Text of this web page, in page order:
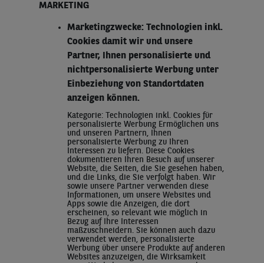
MARKETING
Marketingzwecke: Technologien inkl.
Cookies damit wir und unsere
Partner, Ihnen personalisierte und
nichtpersonalisierte Werbung unter
Einbeziehung von Standortdaten
anzeigen können.
Kategorie: Technologien inkl. Cookies für
personalisierte Werbung Ermöglichen uns
und unseren Partnern, Ihnen
personalisierte Werbung zu Ihren
Interessen zu liefern. Diese Cookies
dokumentieren Ihren Besuch auf unserer
Website, die Seiten, die Sie gesehen haben,
und die Links, die Sie verfolgt haben. Wir
sowie unsere Partner verwenden diese
Informationen, um unsere Websites und
Apps sowie die Anzeigen, die dort
erscheinen, so relevant wie möglich in
Bezug auf Ihre Interessen
maßzuschneidern. Sie können auch dazu
verwendet werden, personalisierte
Werbung über unsere Produkte auf anderen
Websites anzuzeigen, die Wirksamkeit